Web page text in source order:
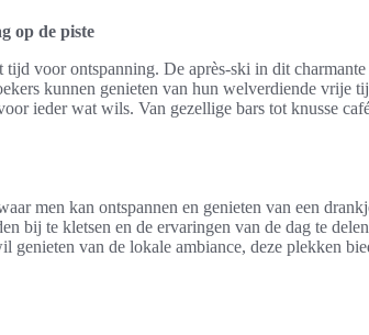
op de piste
voor ontspanning. De après-ski in dit charmante
kunnen genieten van hun welverdiende vrije
ieder wat wils. Van gezellige bars tot knusse
men kan ontspannen en genieten van een
bij te kletsen en de ervaringen van de dag te
van de lokale ambiance, deze plekken